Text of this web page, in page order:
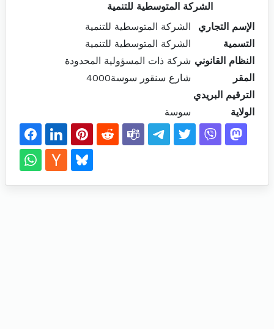
الشركة المتوسطية للتنمية
الإسم التجاري
الشركة المتوسطية للتنمية
التسمية
الشركة المتوسطية للتنمية
النظام القانوني شركة ذات المسؤولية المحدودة
المقر
شارع سنقور سوسة4000
الترقيم البريدي
الولاية
سوسة